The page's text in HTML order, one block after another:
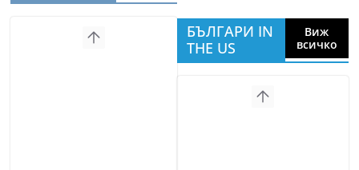
БЪЛГАРИ IN
THE US
Виж
всичко